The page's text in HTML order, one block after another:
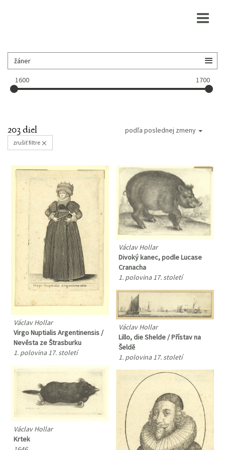
1600 1700
203 diel
zrušiť filtre
podľa poslednej zmeny
Václav Hollar
Virgo Nuptialis Argentinensis /
Nevěsta ze Štrasburku
1. polovina 17. století
Václav Hollar
Divoký kanec, podle Lucase
Cranacha
1. polovina 17. století
Václav Hollar
Lillo, die Shelde / Přístav na
Šeldě
1. polovina 17. století
Václav Hollar
Krtek